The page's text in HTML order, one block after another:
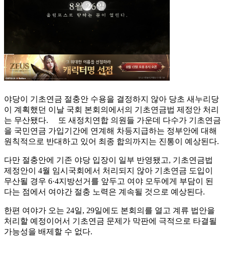
야당이 기초연금 절충안 수용을 결정하지 않아 당초 새누리당
이 계획했던 이날 국회 본회의에서의 기초연금법 제정안 처리
는 무산됐다. 또 새정치연합 의원들 가운데 다수가 기초연금
을 국민연금 가입기간에 연계해 차등지급하는 정부안에 대해
원칙적으로 반대하고 있어 최종 합의까지는 진통이 예상된다.
다만 절충안에 기존 야당 입장이 일부 반영됐고, 기초연금법
제정안이 4월 임시국회에서 처리되지 않아 기초연금 도입이
무산될 경우 6·4지방선거를 앞두고 여야 모두에게 부담이 된
다는 점에서 여야간 절충 노력은 계속될 것으로 예상된다.
한편 여야가 오는 24일, 29일에도 본회의를 열고 계류 법안을
처리할 예정이어서 기초연금 문제가 막판에 극적으로 타결될
가능성을 배제할 수 없다.